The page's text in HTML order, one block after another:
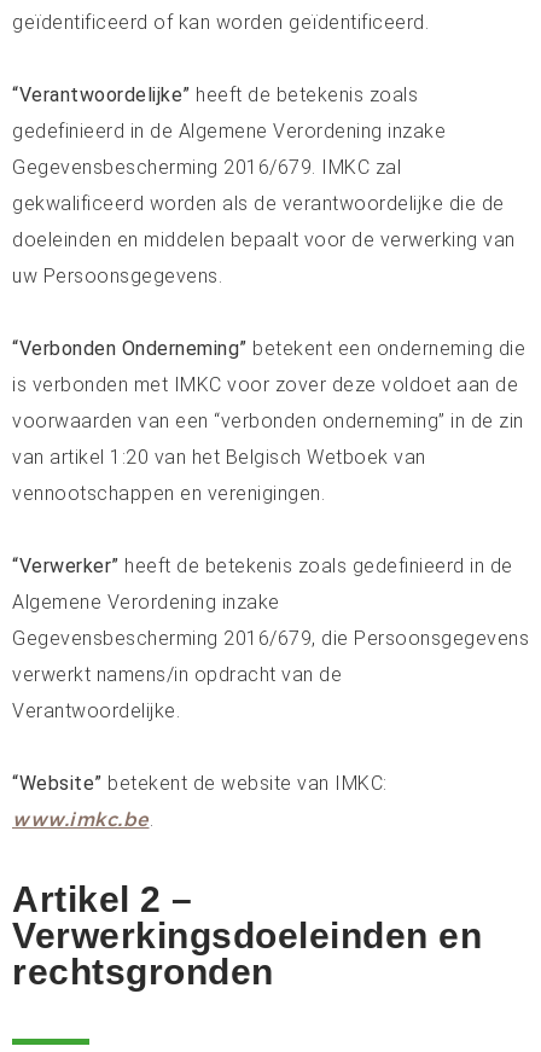
geïdentificeerd of kan worden geïdentificeerd.
“Verantwoordelijke” heeft de betekenis zoals
gedefinieerd in de Algemene Verordening inzake
Gegevensbescherming 2016/679. IMKC zal
gekwalificeerd worden als de verantwoordelijke die de
doeleinden en middelen bepaalt voor de verwerking van
uw Persoonsgegevens.
“Verbonden Onderneming” betekent een onderneming die
is verbonden met IMKC voor zover deze voldoet aan de
voorwaarden van een “verbonden onderneming” in de zin
van artikel 1:20 van het Belgisch Wetboek van
vennootschappen en verenigingen.
“Verwerker” heeft de betekenis zoals gedefinieerd in de
Algemene Verordening inzake
Gegevensbescherming 2016/679, die Persoonsgegevens
verwerkt namens/in opdracht van de
Verantwoordelijke.
“Website” betekent de website van IMKC:
www.imkc.be.
Artikel 2 –
Verwerkingsdoeleinden en
rechtsgronden